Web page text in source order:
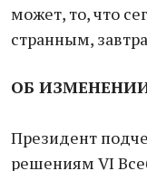
может, то, что
странным,
ОБ
Президент
решениям VI